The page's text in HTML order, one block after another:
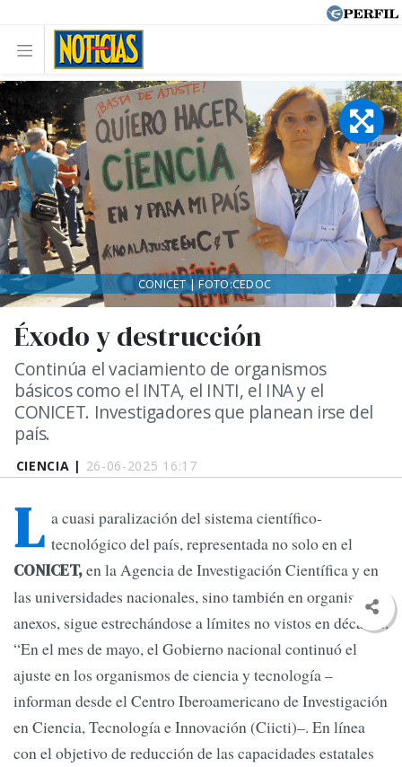
CIENCIA | 26-06-2025 16:17
Éxodo y destrucción
Continúa el vaciamiento de organismos
básicos como el INTA, el INTI, el INA y el
CONICET. Investigadores que planean irse del
país.
CONICET | FOTO:CEDOC
L a cuasi paralización del sistema científico-
tecnológico del país, representada no solo en el
CONICET,en la Agencia de Investigación Científica y en
las universidades nacionales, sino también en organismos
anexos, sigue estrechándose a límites no vistos en décadas.
“En el mes de mayo, el Gobierno nacional continuó el
ajuste en los organismos de ciencia y tecnología –
informan desde el Centro Iberoamericano de Investigación
en Ciencia, Tecnología e Innovación (Ciicti)–. En línea
con el objetivo de reducción de las capacidades estatales